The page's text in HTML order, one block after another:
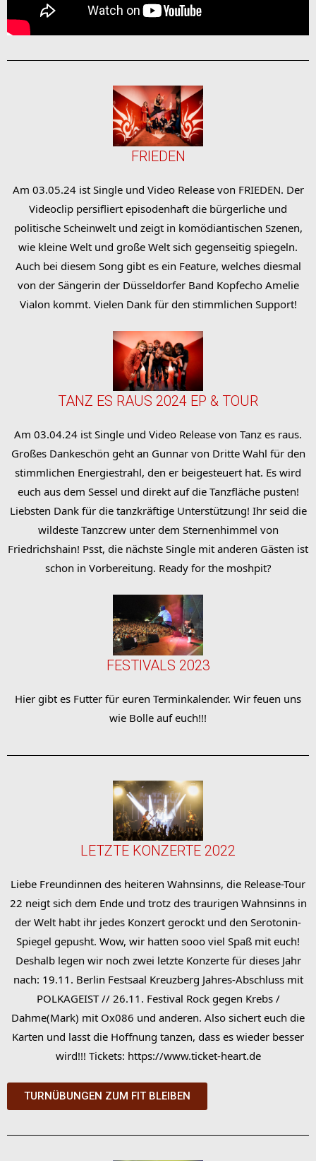
FRIEDEN
Am 03.05.24 ist Single und Video Release von FRIEDEN. Der
Videoclip persifliert episodenhaft die bürgerliche und
politische Scheinwelt und zeigt in komödiantischen Szenen,
wie kleine Welt und große Welt sich gegenseitig spiegeln.
Auch bei diesem Song gibt es ein Feature, welches diesmal
von der Sängerin der Düsseldorfer Band Kopfecho Amelie
Vialon kommt. Vielen Dank für den stimmlichen Support!
TANZ ES RAUS 2024 EP & TOUR
Am 03.04.24 ist Single und Video Release von Tanz es raus.
Großes Dankeschön geht an Gunnar von Dritte Wahl für den
stimmlichen Energiestrahl, den er beigesteuert hat. Es wird
euch aus dem Sessel und direkt auf die Tanzfläche pusten!
Liebsten Dank für die tanzkräftige Unterstützung! Ihr seid die
wildeste Tanzcrew unter dem Sternenhimmel von
Friedrichshain! Psst, die nächste Single mit anderen Gästen ist
schon in Vorbereitung. Ready for the moshpit?
FESTIVALS 2023
Hier gibt es Futter für euren Terminkalender. Wir feuen uns
wie Bolle auf euch!!!
LETZTE KONZERTE 2022
Liebe Freundinnen des heiteren Wahnsinns, die Release-Tour
22 neigt sich dem Ende und trotz des traurigen Wahnsinns in
der Welt habt ihr jedes Konzert gerockt und den Serotonin-
Spiegel gepusht. Wow, wir hatten sooo viel Spaß mit euch!
Deshalb legen wir noch zwei letzte Konzerte für dieses Jahr
nach: 19.11. Berlin Festsaal Kreuzberg Jahres-Abschluss mit
POLKAGEIST // 26.11. Festival Rock gegen Krebs /
Dahme(Mark) mit Ox086 und anderen. Also sichert euch die
Karten und lasst die Hoffnung tanzen, dass es wieder besser
wird!!! Tickets: https://www.ticket-heart.de
TURNÜBUNGEN ZUM FIT BLEIBEN